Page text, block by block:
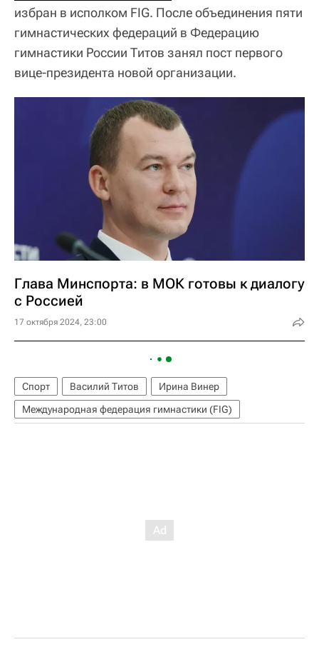
избран в исполком FIG. После объединения пяти
гимнастических федераций в Федерацию
гимнастики России Титов занял пост первого
вице-президента новой организации.
Глава Минспорта: в МОК готовы к диалогу
с Россией
17 октября 2024, 23:00
Спорт Василий Титов
Ирина Винер
Международная федерация гимнастики (FIG)